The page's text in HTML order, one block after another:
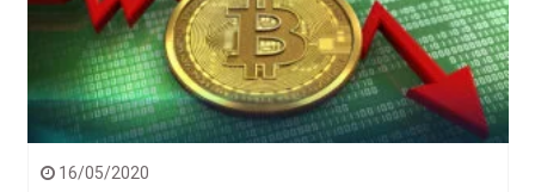
16/05/2020